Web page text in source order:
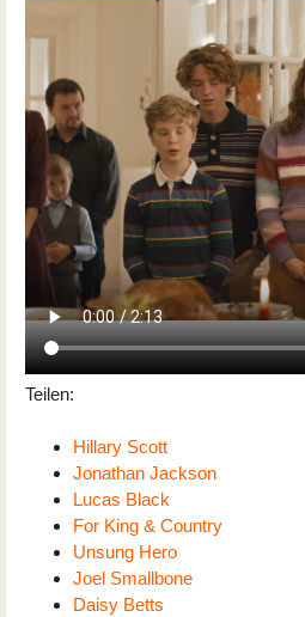
Teilen:
Hillary Scott
Jonathan Jackson
Lucas Black
For King & Country
Unsung Hero
Joel Smallbone
Daisy Betts